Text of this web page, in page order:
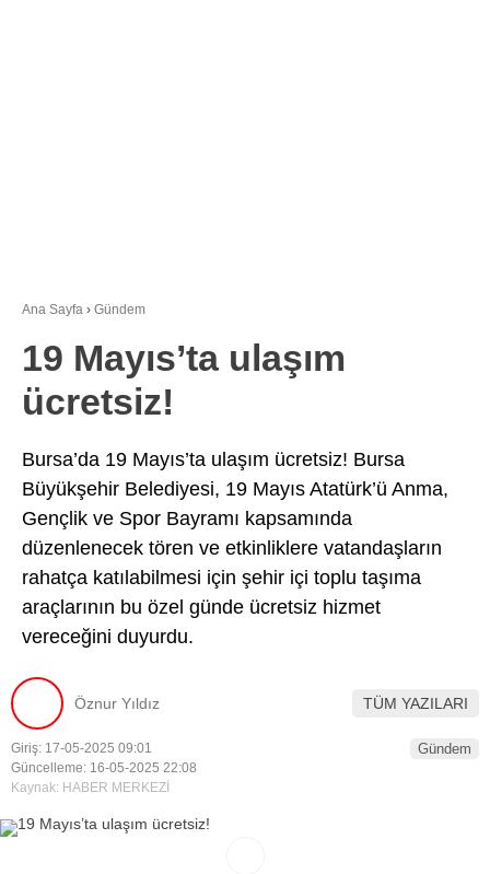
Ana Sayfa › Gündem
19 Mayıs’ta ulaşım
ücretsiz!
Bursa’da 19 Mayıs’ta ulaşım ücretsiz! Bursa
Büyükşehir Belediyesi, 19 Mayıs Atatürk’ü Anma,
Gençlik ve Spor Bayramı kapsamında
düzenlenecek tören ve etkinliklere vatandaşların
rahatça katılabilmesi için şehir içi toplu taşıma
araçlarının bu özel günde ücretsiz hizmet
vereceğini duyurdu.
Öznur Yıldız TÜM YAZILARI
Giriş: 17-05-2025 09:01
Güncelleme: 16-05-2025 22:08
Kaynak: HABER MERKEZİ
Gündem